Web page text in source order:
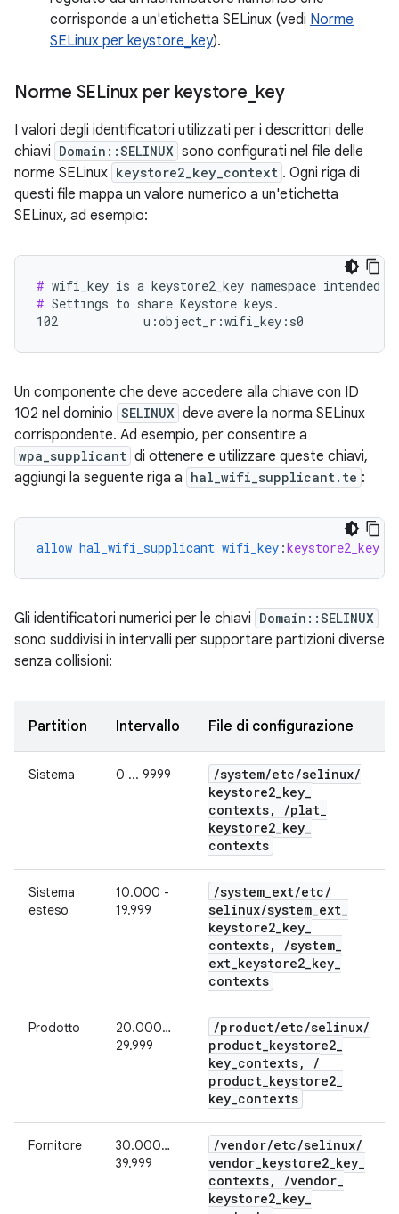
corrisponde a un'etichetta SELinux (vedi Norme
SELinux per keystore_key).
Norme SELinux per keystore key
I valori degli identificatori utilizzati per i descrittori delle
chiavi Domain::SELINUX sono configurati nel file delle
norme SELinux keystore2_key_context . Ogni riga di
questi file mappa un valore numerico a un'etichetta
SELinux, ad esempio:
#
# Settings to share Keystore keys.
102            u:object_r:wifi_key:s0
Un componente che deve accedere alla chiave con ID
102 nel dominio SELINUX deve avere la norma SELinux
corrispondente. Ad esempio, per consentire a
wpa_supplicant di ottenere e utilizzare queste chiavi,
aggiungi la seguente riga a hal_wifi_supplicant.te :
allow hal_wifi_supplicant wifi_key :keystore2_key
Gli identificatori numerici per le chiavi Domain::SELINUX
sono suddivisi in intervalli per supportare partizioni diverse
senza collisioni:
Partition Intervallo File di configurazione
Sistema 0 ... 9999 /system/etc/selinux/
keystore2_key_
contexts, /plat_
keystore2_key_
contexts
Sistema
esteso
10.000 -
19.999
/system_ext/etc/
selinux/system_ext_
keystore2_key_
contexts, /system_
ext_keystore2_key_
contexts
Prodotto
20.000…
29.999
/product/etc/selinux/
product_keystore2_
key_contexts,
/
product_keystore2_
key_contexts
Fornitore
30.000…
39.999
/vendor/etc/selinux/
vendor_keystore2_key_
contexts, /vendor_
keystore2_key_